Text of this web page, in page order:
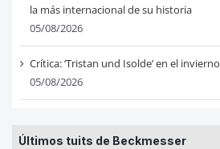
la más internacional de su historia
05/08/2026
Crítica: ‘Tristan und Isolde’ en el
05/08/2026
Últimos tuits de Beckmesser